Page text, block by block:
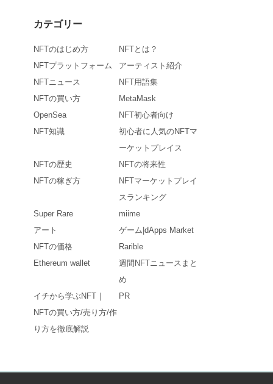
カテゴリー
NFTのはじめ方
NFTとは？
NFTプラットフォーム
アーティスト紹介
NFTニュース
NFT用語集
NFTの買い方
MetaMask
OpenSea
NFT初心者向け
NFT知識
初心者に人気のNFTマ
ーケットプレイス
NFTの歴史
NFTの将来性
NFTの稼ぎ方
NFTマーケットプレイ
スランキング
Super Rare
miime
アート
ゲーム|dApps Market
NFTの価格
Rarible
Ethereum wallet
週間NFTニュースまと
め
イチから学ぶNFT｜
NFTの買い方/売り方/作
り方を徹底解説
PR